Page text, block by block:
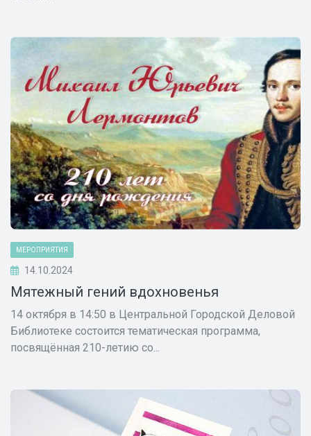
МЕРОПРИЯТИЯ
14.10.2024
Мятежный гений вдохновенья
14 октября в 14:50 в Центральной Городской Деловой
Библиотеке состоится тематическая программа,
посвящённая 210-летию со...